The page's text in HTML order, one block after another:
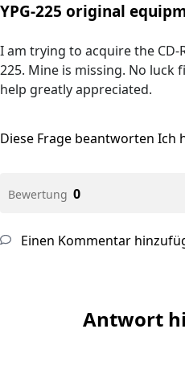
YPG-225 original
I am trying to acquire the CD-
225. Mine is missing. No luck
help greatly appreciated.
Diese Frage beantworten Ich
Bewertung 0
Einen Kommentar
Antwort